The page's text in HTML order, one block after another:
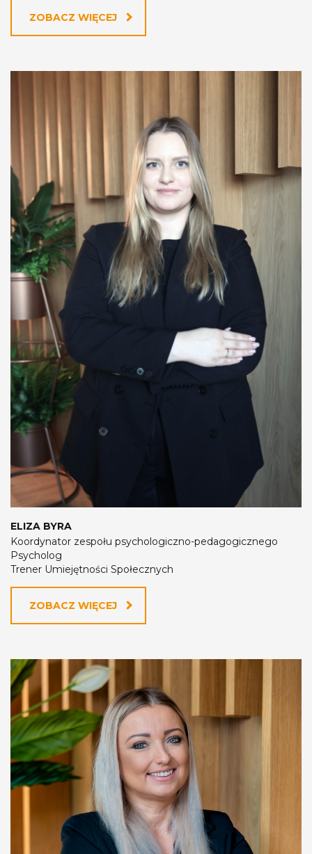
ZOBACZ WIĘCEJ
ELIZA BYRA
Koordynator zespołu psychologiczno-pedagogicznego
Psycholog
Trener Umiejętności Społecznych
ZOBACZ WIĘCEJ